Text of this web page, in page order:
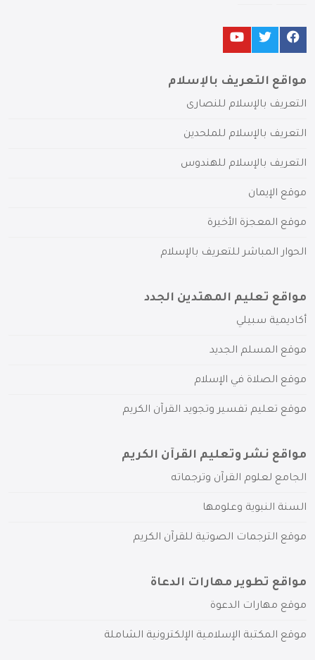
مواقع التعريف بالإسلام
التعريف بالإسلام للنصارى
التعريف بالإسلام للملحدين
التعريف بالإسلام للهندوس
موقع الإيمان
موقع المعجزة الأخيرة
الحوار المباشر للتعريف بالإسلام
مواقع تعليم المهتدين الجدد
أكاديمية سبيلي
موقع المسلم الجديد
موقع الصلاة في الإسلام
موقع تعليم تفسير وتجويد القرآن الكريم
مواقع نشر وتعليم القرآن الكريم
الجامع لعلوم القرآن وترجماته
السنة النبوية وعلومها
موقع الترجمات الصوتية للقرآن الكريم
مواقع تطوير مهارات الدعاة
موقع مهارات الدعوة
موقع المكتبة الإسلامية الإلكترونية الشاملة